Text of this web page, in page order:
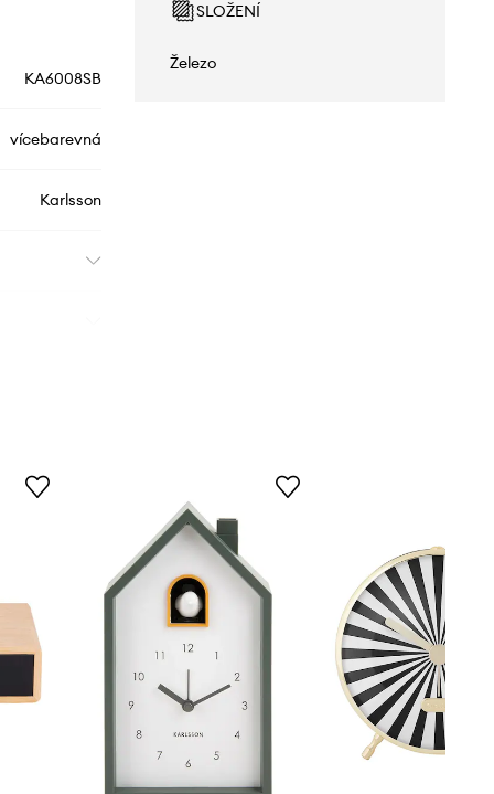
KA6008SB
vícebarevná
Karlsson
SLOŽENÍ
Železo